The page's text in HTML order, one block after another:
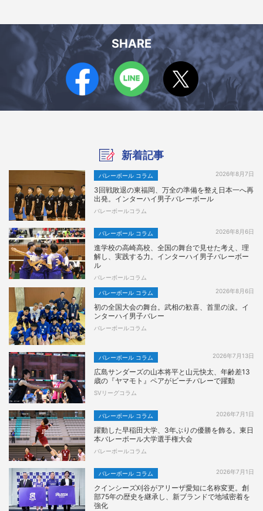
SHARE
新着記事
バレーボール コラム 2026年8月7日
3回戦敗退の東福岡、万全の準備を整え日本一へ再
出発。インターハイ男子バレーボール
バレーボールコラム
バレーボール コラム 2026年8月6日
進学校の高崎高校、全国の舞台で見せた考え、理
解し、実践する力。インターハイ男子バレーボー
ル
バレーボールコラム
バレーボール コラム 2026年8月6日
初の全国大会の舞台。武相の歓喜、首里の涙。イ
ンターハイ男子バレー
バレーボールコラム
バレーボール コラム 2026年7月13日
広島サンダーズの山本将平と山元快太、年齢差13
歳の『ヤマモト』ペアがビーチバレーで躍動
SVリーグコラム
バレーボール コラム 2026年7月1日
躍動した早稲田大学、3年ぶりの優勝を飾る。東日
本バレーボール大学選手権大会
バレーボールコラム
バレーボール コラム 2026年7月1日
クインシーズ刈谷がアリーザ愛知に名称変更。創
部75年の歴史を継承し、新ブランドで地域密着を
強化